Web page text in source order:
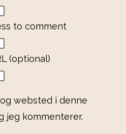
to comment
(optional)
websted i denne
jeg kommenterer.